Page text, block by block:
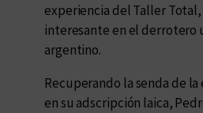
experiencia del Taller
interesante en el derrotero
argentino.
Recuperando la senda de
en su adscripción laica,